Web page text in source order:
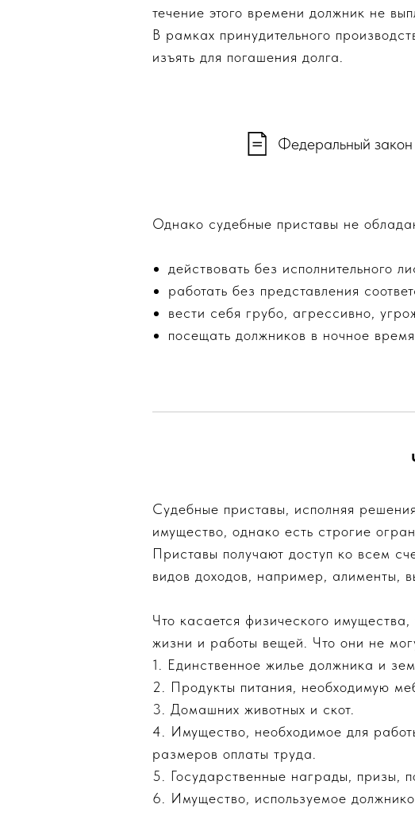
течение этого времени должник не
В рамках принудительного
изъять для погашения долга.
Федеральный
Однако судебные приставы не
действовать без исполнительного
работать без представления
вести себя грубо, агрессивно,
посещать должников в ночное
Судебные приставы, исполняя
имущество, однако есть строгие
Приставы получают доступ ко всем
видов доходов, например, алименты,
Что касается физического
жизни и работы вещей. Что они не
1. Единственное жилье должника и
2. Продукты питания, необходимую
3. Домашних животных и скот.
4. Имущество, необходимое для
размеров оплаты труда.
5. Государственные награды, призы,
6. Имущество, используемое